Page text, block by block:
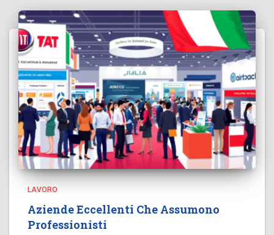
LAVORO
Aziende Eccellenti Che Assumono
Professionisti